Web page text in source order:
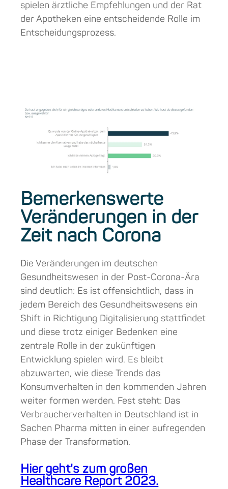
spielen ärztliche Empfehlungen und der Rat
der Apotheken eine entscheidende Rolle im
Entscheidungsprozess.
Bemerkenswerte
Veränderungen in der
Zeit nach Corona
Die Veränderungen im deutschen
Gesundheitswesen in der Post-Corona-Ära
sind deutlich: Es ist offensichtlich, dass in
jedem Bereich des Gesundheitswesens ein
Shift in Richtigung Digitalisierung stattfindet
und diese trotz einiger Bedenken eine
zentrale Rolle in der zukünftigen
Entwicklung spielen wird. Es bleibt
abzuwarten, wie diese Trends das
Konsumverhalten in den kommenden Jahren
weiter formen werden. Fest steht: Das
Verbraucherverhalten in Deutschland ist in
Sachen Pharma mitten in einer aufregenden
Phase der Transformation.
Hier geht's zum großen
Healthcare Report 2023.